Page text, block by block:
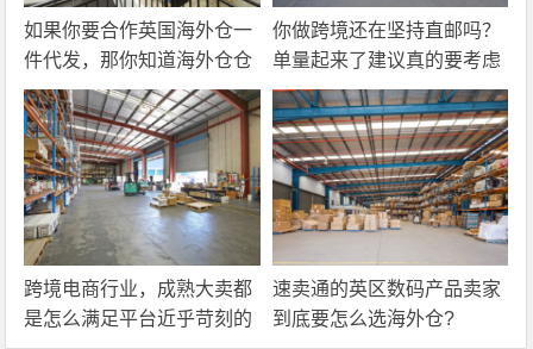
如果你要合作英国海外仓一
件代发，那你知道海外仓仓
储费应该怎么算吗？
你做跨境还在坚持直邮吗？
单量起来了建议真的要考虑
一下海外仓一件代发
跨境电商行业，成熟大卖都
是怎么满足平台近乎苛刻的
速卖通的英区数码产品卖家
到底要怎么选海外仓?